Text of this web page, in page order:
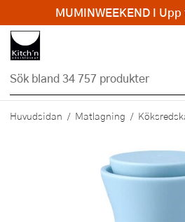
Hopp till huvudinnehållet
Huvudsidan Matlagning
MUMINWEEKEND I